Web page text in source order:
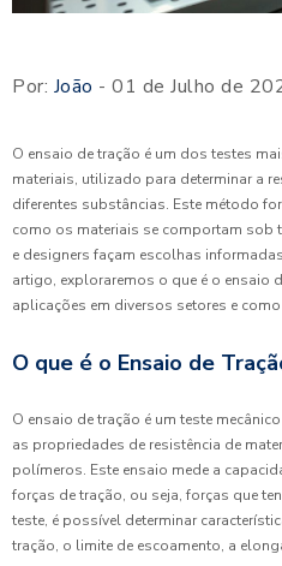
Por: João - 01 de Julho de
O ensaio de tração é um dos testes
materiais, utilizado para determinar a
diferentes substâncias. Este método
como os materiais se comportam sob
e designers façam escolhas
artigo, exploraremos o que é o ensaio
aplicações em diversos setores e
O que é o Ensaio de
O ensaio de tração é um teste
as propriedades de resistência de
polímeros. Este ensaio mede a
forças de tração, ou seja, forças que
teste, é possível determinar
tração, o limite de escoamento, a